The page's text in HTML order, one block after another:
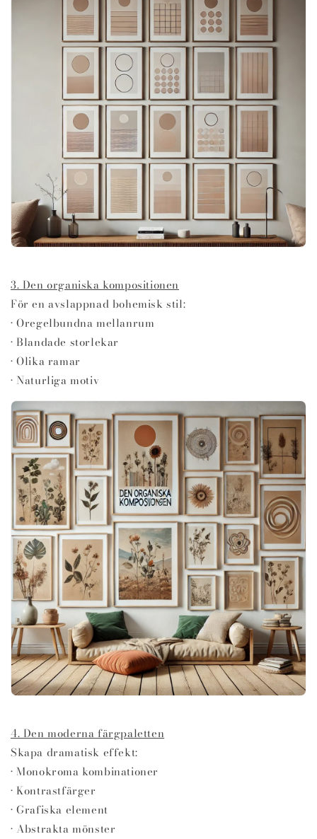
3. Den organiska kompositionen
För en avslappnad bohemisk stil:
• Oregelbundna mellanrum
• Blandade storlekar
• Olika ramar
• Naturliga motiv
4. Den moderna färgpaletten
Skapa dramatisk effekt:
• Monokroma kombinationer
• Kontrastfärger
• Grafiska element
• Abstrakta mönster